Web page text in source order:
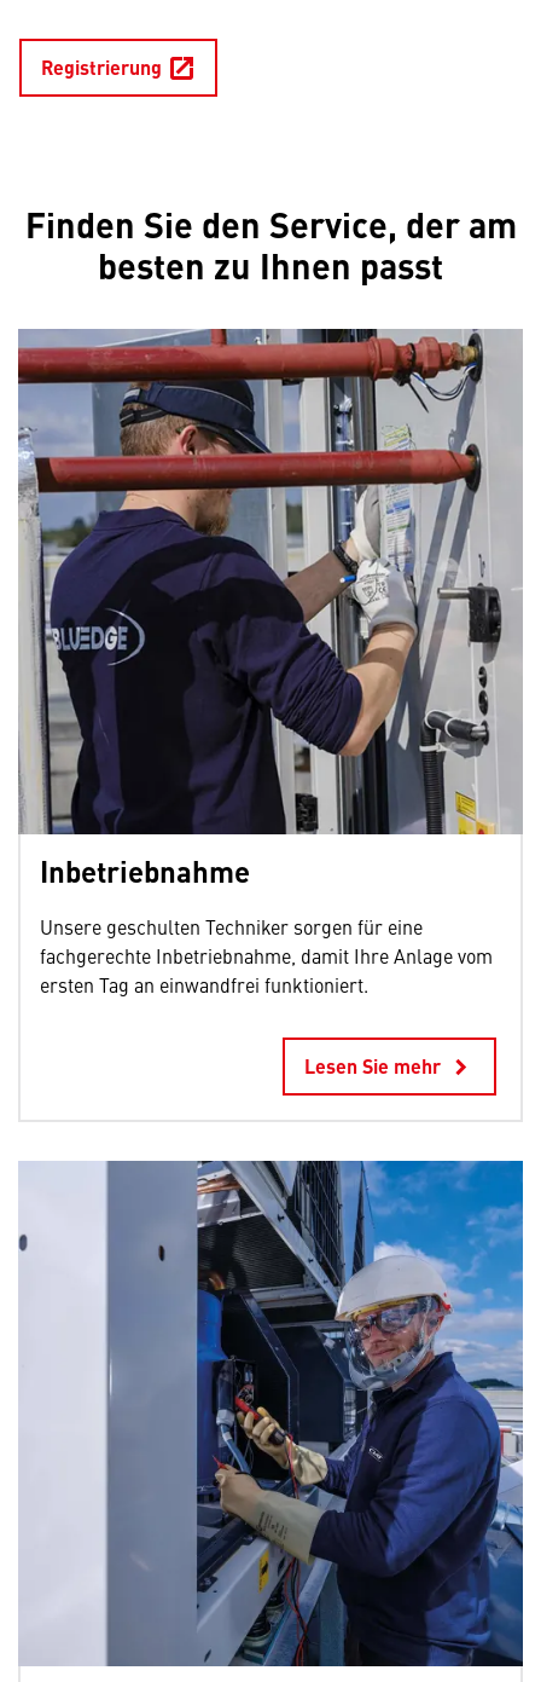
Registrierung open_in_newWird in einem
Finden Sie den Service, der am
besten zu Ihnen passt
Inbetriebnahme
Unsere geschulten Techniker sorgen für eine
fachgerechte Inbetriebnahme, damit Ihre Anlage vom
ersten Tag an einwandfrei funktioniert.
Lesen Sie mehr keyboard_arrow_right